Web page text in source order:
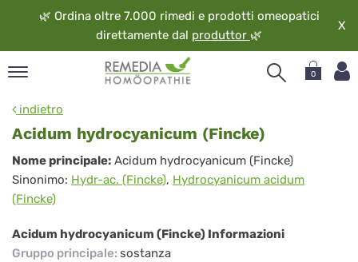
🌿 Ordina oltre 7.000 rimedi e prodotti omeopatici
direttamente dal produttor 🌿
X
0
indietro
Acidum hydrocyanicum (Fincke)
Acidum
hydrocyanicum
(Fincke)
Nome principale: Acidum hydrocyanicum (Fincke)
Sinonimo: Hydr-ac. (Fincke), Hydrocyanicum acidum
(Fincke)
Acidum hydrocyanicum (Fincke) Informazioni
Gruppo principale: sostanza